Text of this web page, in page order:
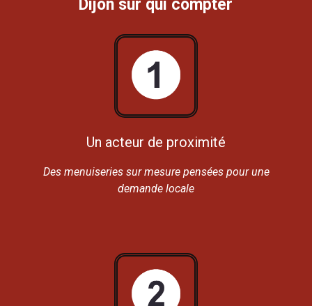
Dijon sur qui compter
Un acteur de proximité
Des menuiseries sur mesure pensées pour une
demande locale